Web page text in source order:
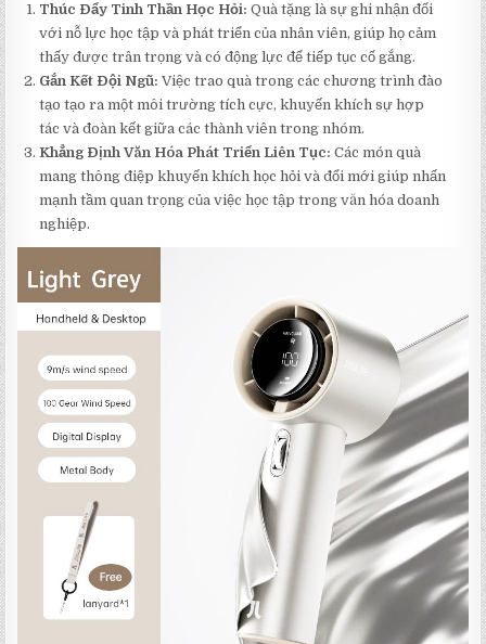
Thúc Đẩy Tinh Thần Học Hỏi: Quà tặng là sự ghi nhận đối
với nỗ lực học tập và phát triển của nhân viên, giúp họ cảm
thấy được trân trọng và có động lực để tiếp tục cố gắng.
Gắn Kết Đội Ngũ: Việc trao quà trong các chương trình đào
tạo tạo ra một môi trường tích cực, khuyến khích sự hợp
tác và đoàn kết giữa các thành viên trong nhóm.
Khẳng Định Văn Hóa Phát Triển Liên Tục: Các món quà
mang thông điệp khuyến khích học hỏi và đổi mới giúp nhấn
mạnh tầm quan trọng của việc học tập trong văn hóa doanh
nghiệp.